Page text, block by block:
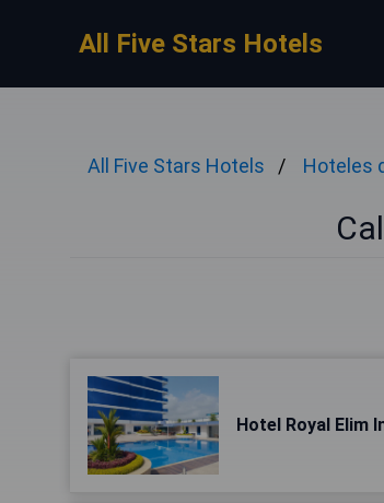
All Five Stars Hotels
All Five Stars Hotels Hoteles
Hotel Royal Elim